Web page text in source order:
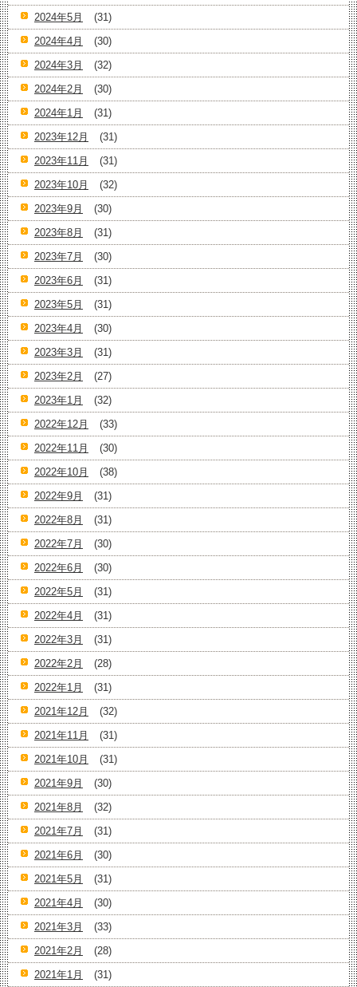
2024年5月
(31)
2024年4月
(30)
2024年3月
(32)
2024年2月
(30)
2024年1月
(31)
2023年12月
(31)
2023年11月
(31)
2023年10月
(32)
2023年9月
(30)
2023年8月
(31)
2023年7月
(30)
2023年6月
(31)
2023年5月
(31)
2023年4月
(30)
2023年3月
(31)
2023年2月
(27)
2023年1月
(32)
2022年12月
(33)
2022年11月
(30)
2022年10月
(38)
2022年9月
(31)
2022年8月
(31)
2022年7月
(30)
2022年6月
(30)
2022年5月
(31)
2022年4月
(31)
2022年3月
(31)
2022年2月
(28)
2022年1月
(31)
2021年12月
(32)
2021年11月
(31)
2021年10月
(31)
2021年9月
(30)
2021年8月
(32)
2021年7月
(31)
2021年6月
(30)
2021年5月
(31)
2021年4月
(30)
2021年3月
(33)
2021年2月
(28)
2021年1月
(31)